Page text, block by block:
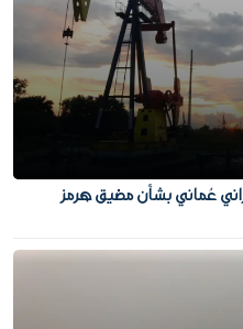
عُماني بشأن مضيق هرمز